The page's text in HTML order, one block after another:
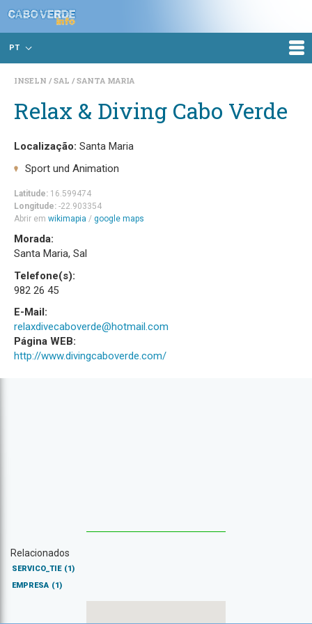
PT
INSELN SAL SANTA MARIA
Relax & Diving Cabo Verde
Localização: Santa Maria
Sport und Animation
Latitude: 16.599474
Longitude: -22.903354
Abrir em wikimapia / google maps
Morada:
Santa Maria, Sal
Telefone(s):
982 26 45
E-Mail:
relaxdivecaboverde@hotmail.com
Página WEB:
http://www.divingcaboverde.com/
Relacionados
SERVICO_TIE (1)
EMPRESA (1)